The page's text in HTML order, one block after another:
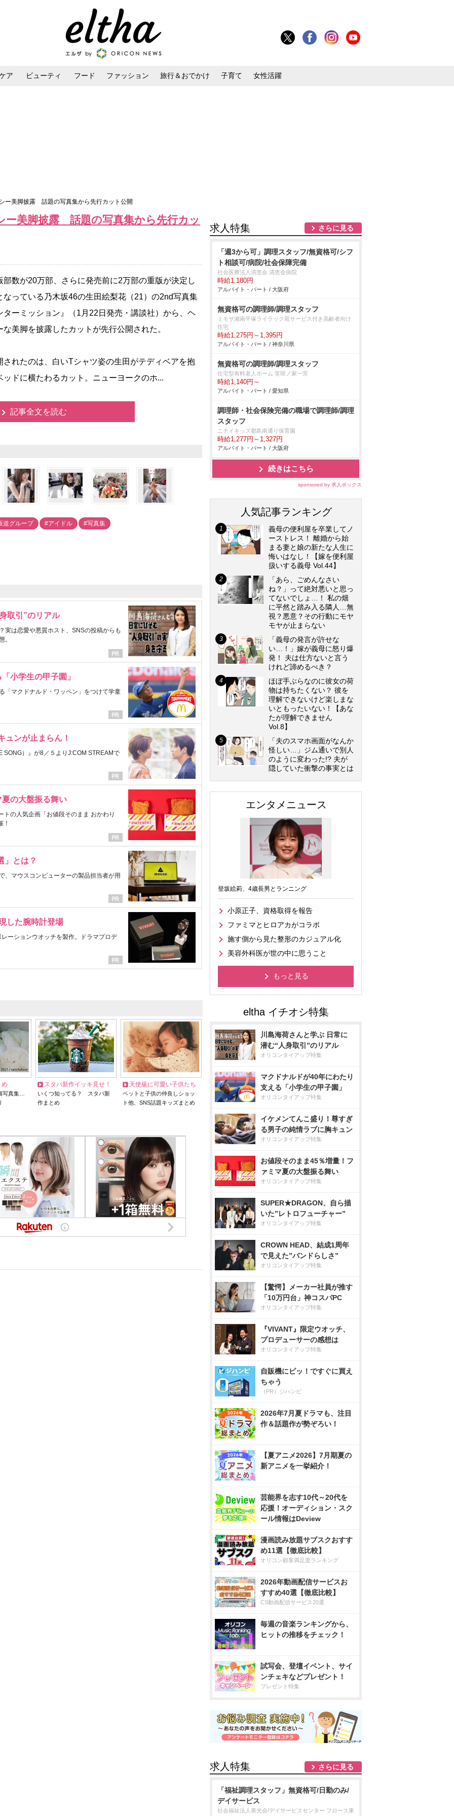
ア ビューティ フード ファッション 旅行＆おでかけ 子育て 女性活躍
ー美脚披露 話題の写真集から先行カット公開
ー美脚披露 話題の写真集から先行カッ
数が20万部、さらに発売前に2万部の重版が決定し
なっている乃木坂46の生田絵梨花（21）の2nd写真集
ターミッション』（1月22日発売・講談社）から、ヘ
な美脚を披露したカットが先行公開された。
れたのは、白いTシャツ姿の生田がテディベアを抱
ッドに横たわるカット。ニューヨークのホ...
記事全文を読む
道グループ #アイドル #写真集
取引”のリアル
実は恋愛や悪質ホスト、SNSの投稿からも
。
小学生の甲子園」
「マクドナルド・ワッペン」をつけて学童
ュンが止まらん！
SONG）』が8／５よりJ:COM STREAMで
の大盤振る舞い
の人気企画「お値段そのまま おかわり
！
」とは？
、マウスコンピューターの製品担当者が用
した腕時計登場
ーションウオッチを製作。ドラマプロデ
め
写真集…
スタバ新作イッキ見せ！
いくつ知ってる？ スタバ新
作まとめ
天使級に可愛い子供たち
ペットと子供の仲良しショッ
ト他、SNS話題キッズまとめ
求人特集 さらに見る
「週3から可」調理スタッフ/無資格可/シフ
ト相談可/病院/社会保障完備
社会医療法人清恵会 清恵会病院
時給1,180円
アルバイト・パート / 大阪府
無資格可の調理師/調理スタッフ
ミモザ湘南平塚ライラック苑サービス付き高齢者向け
住宅
時給1,275円～1,395円
アルバイト・パート / 神奈川県
無資格可の調理師/調理スタッフ
住宅型有料老人ホーム 笑咲ノ家一宮
時給1,140円～
アルバイト・パート / 愛知県
調理師・社会保険完備の職場で調理師/調理
スタッフ
ニチイキッズ都島南通り保育園
時給1,277円～1,327円
アルバイト・パート / 大阪府
続きはこちら
sponsored by 求人ボックス
人気記事ランキング
義母の便利屋を卒業してノ
ーストレス！ 離婚から始
まる妻と娘の新たな人生に
悔いはなし！【嫁を便利屋
扱いする義母 Vol.44】
「あら、ごめんなさい
ね？」って絶対悪いと思っ
てないでしょ…！ 私の畑
に平然と踏み入る隣人…無
視？悪意？その行動にモヤ
モヤが止まらない
「義母の発言が許せな
い…！」嫁が義母に怒り爆
発！ 夫は仕方ないと言う
けれど諦めるべき？
ほぼ手ぶらなのに彼女の荷
物は持ちたくない？ 彼を
理解できないけど楽しまな
いともったいない！【あな
たが理解できません
Vol.8】
「夫のスマホ画面がなんか
怪しい…」ジム通いで別人
のように変わった!? 夫が
隠していた衝撃の事実とは
エンタメニュース
登坂絵莉、4歳長男とランニング
小原正子、資格取得を報告
ファミマとヒロアカがコラボ
施す側から見た整形のカジュアル化
美容外科医が世の中に思うこと
もっと見る
川島海荷さんと学ぶ 日常に
潜む“人身取引”のリアル
オリコンタイアップ特集
マクドナルドが40年にわたり
支える「小学生の甲子園」
オリコンタイアップ特集
イケメンてんこ盛り！尊すぎ
る男子の純情ラブに胸キュン
オリコンタイアップ特集
お値段そのまま45％増量！フ
ァミマ夏の大盤振る舞い
オリコンタイアップ特集
SUPER★DRAGON、自ら描
いた”レトロフューチャー”
オリコンタイアップ特集
CROWN HEAD、結成1周年
で見えた”バンドらしさ”
オリコンタイアップ特集
【驚愕】メーカー社員が推す
「10万円台」神コスパPC
オリコンタイアップ特集
『VIVANT』限定ウオッチ、
プロデューサーの感想は
オリコンタイアップ特集
自販機にピッ！ですぐに買え
ちゃう
（PR）ジハンピ
2026年7月夏ドラマも、注目
作＆話題作が勢ぞろい！
【夏アニメ2026】7月期夏の
新アニメを一挙紹介！
芸能界を志す10代～20代を
応援！オーディション・スク
ール情報はDeview
漫画読み放題サブスクおすす
め11選【徹底比較】
オリコン顧客満足度ランキング
2026年動画配信サービスお
すすめ40選【徹底比較】
CS動画配信サービス20選
毎週の音楽ランキングから、
ヒットの推移をチェック！
試写会、登壇イベント、サイ
ンチェキなどプレゼント！
プレゼント特集
求人特集 さらに見る
「福祉調理スタッフ」無資格可/日勤のみ/
デイサービス
社会福祉法人善光会/デイサービスセンター フロース東